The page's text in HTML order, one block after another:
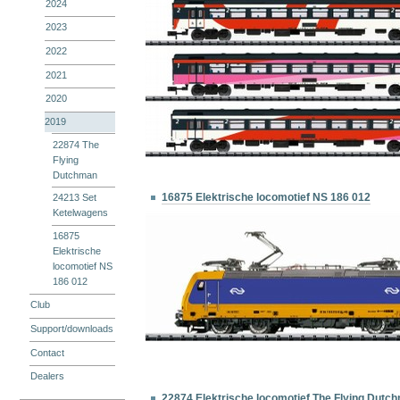
2024
2023
2022
2021
2020
2019
22874 The
Flying
Dutchman
24213 Set
Ketelwagens
16875
Elektrische
locomotief NS
186 012
Club
Support/downloads
Contact
Dealers
16875 Elektrische locomotief NS 186 012